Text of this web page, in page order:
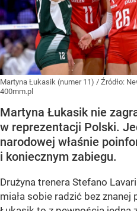
Martyna Łukasik (numer 11) / Źródło:
400mm.pl
Martyna Łukasik nie
w reprezentacji Polski.
narodowej właśnie
i koniecznym zabiegu.
Drużyna trenera Stefano
miała sobie radzić bez znanej